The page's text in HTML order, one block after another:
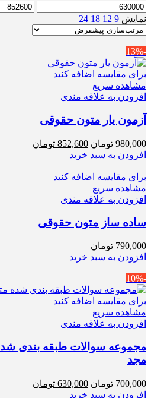
حداقل
قیمت
حداکثر
نمایش 9
12
18
24
-13%
برای مقایسه اضافه کنید
مشاهده سریع
افزودن به علاقه مندی
آزمون یار متون حقوقی
980,000 تومان قیمت
اصلی
بود.
852,600 تومان
افزودن به سبد خرید
برای مقایسه اضافه کنید
مشاهده سریع
افزودن به علاقه مندی
ساده ساز متون حقوقی
790,000 تومان
افزودن به سبد خرید
-10%
برای مقایسه اضافه کنید
مشاهده سریع
افزودن به علاقه مندی
مجموعه سوالات طبقه بندی
مجد
700,000 تومان قیمت
اصلی
630,000 تومان
افزودن به سبد خرید